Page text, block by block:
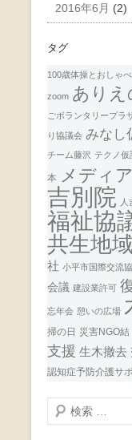
2016年6月 (2)
タグ
100歳体操とおしゃ
zoom ありえ
ごボランタリープラ
り協議会 みなし
チーム藤沢 テクノ仮
本 メディア
吉別院
人
福祉協
共生地
社 小平市国際交流
会議 建設業許可
忘年会 憩いの広場
掃の日 災害NGO結
支援 生木撤去
認知症予防介護サ
検
索